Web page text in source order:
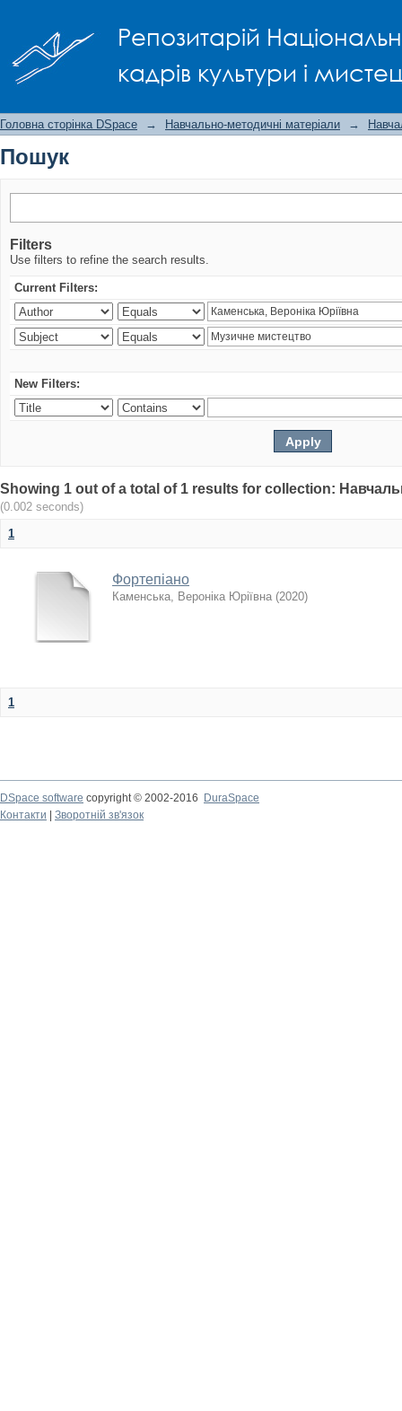
Репозитарій
кадрів культури і
Головна сторінка DSpace → Навчально-методичні матеріали →
Пошук
Filters
Use filters to refine the search results.
Current Filters:
New Filters:
Showing 1 out of a total of 1 results for collection:
(0.002 seconds)
1
Фортепіано
Каменська, Вероніка Юріївна (2020)
1
DSpace software copyright © 2002-2016
DuraSpace
Контакти
Зворотній зв'язок